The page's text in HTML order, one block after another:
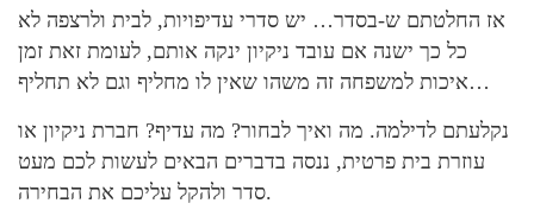
אז החלטתם ש-בסדר… יש סדרי עדיפויות, לבית ולרצפה לא
כל כך ישנה אם עובד ניקיון ינקה אותם, לעומת זאת זמן
איכות למשפחה זה משהו שאין לו מחליף וגם לא תחליף…
נקלעתם לדילמה. מה ואיך לבחור? מה עדיף? חברת ניקיון או
עוזרת בית פרטית, ננסה בדברים הבאים לעשות לכם מעט
סדר ולהקל עליכם את הבחירה.